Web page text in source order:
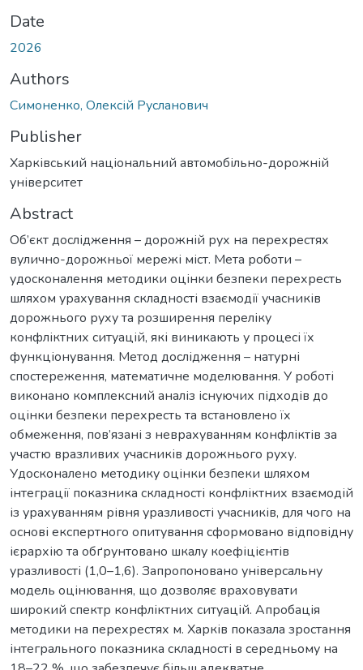
Date
2026
Authors
Симоненко, Олексій Русланович
Publisher
Харківський національний автомобільно-дорожній
університет
Abstract
Об’єкт дослідження – дорожній рух на перехрестях
вулично-дорожньої мережі міст. Мета роботи –
удосконалення методики оцінки безпеки перехресть
шляхом урахування складності взаємодії учасників
дорожнього руху та розширення переліку
конфліктних ситуацій, які виникають у процесі їх
функціонування. Метод дослідження – натурні
спостереження, математичне моделювання. У роботі
виконано комплексний аналіз існуючих підходів до
оцінки безпеки перехресть та встановлено їх
обмеження, пов’язані з неврахуванням конфліктів за
участю вразливих учасників дорожнього руху.
Удосконалено методику оцінки безпеки шляхом
інтеграції показника складності конфліктних взаємодій
із урахуванням рівня уразливості учасників, для чого на
основі експертного опитування сформовано відповідну
ієрархію та обґрунтовано шкалу коефіцієнтів
уразливості (1,0–1,6). Запропоновано універсальну
модель оцінювання, що дозволяє враховувати
широкий спектр конфліктних ситуацій. Апробація
методики на перехрестях м. Харків показала зростання
інтегрального показника складності в середньому на